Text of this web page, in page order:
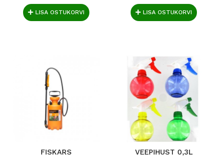
LISA OSTUKORVI LISA OSTUKORVI
FISKARS
VEEPIHUST 0,3L